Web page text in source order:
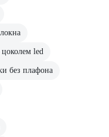
led
без плафона